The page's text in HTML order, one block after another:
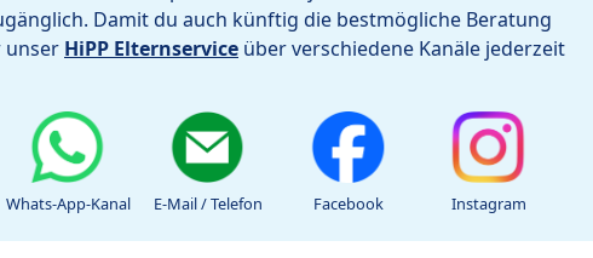
Damit du auch künftig die bestmögliche Beratung
unser HiPP Elternservice über verschiedene Kanäle jederzeit
Whats-App-Kanal E-Mail / Telefon Facebook Instagram